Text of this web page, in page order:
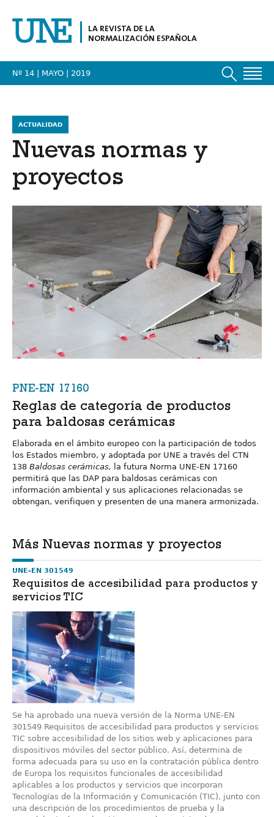
LA REVISTA DE LA
NORMALIZACIÓN ESPAÑOLA
Nº 14 | MAYO | 2019
ACTUALIDAD
Nuevas normas y
proyectos
PNE-EN 17160
Reglas de categoría de productos
para baldosas cerámicas
Elaborada en el ámbito europeo con la participación de todos
los Estados miembro, y adoptada por UNE a través del CTN
138 Baldosas cerámicas, la futura Norma UNE-EN 17160
permitirá que las DAP para baldosas cerámicas con
información ambiental y sus aplicaciones relacionadas se
obtengan, verifiquen y presenten de una manera armonizada.
Más Nuevas normas y proyectos
UNE-EN 301549
Requisitos de accesibilidad para productos y
servicios TIC
Se ha aprobado una nueva versión de la Norma UNE-EN
301549 Requisitos de accesibilidad para productos y servicios
TIC sobre accesibilidad de los sitios web y aplicaciones para
dispositivos móviles del sector público. Así, determina de
forma adecuada para su uso en la contratación pública dentro
de Europa los requisitos funcionales de accesibilidad
aplicables a los productos y servicios que incorporan
Tecnologías de la Información y Comunicación (TIC), junto con
una descripción de los procedimientos de prueba y la